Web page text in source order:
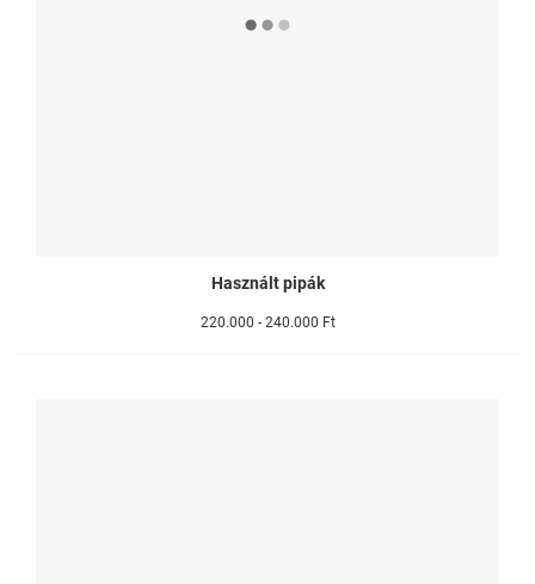
Használt pipák
220.000 - 240.000 Ft